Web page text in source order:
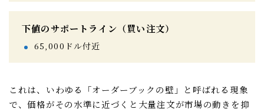
下値のサポートライン（買い注文）
65,000ドル付近
これは、いわゆる「オーダーブックの壁」と呼ばれる現象
で、価格がその水準に近づくと大量注文が市場の動きを抑